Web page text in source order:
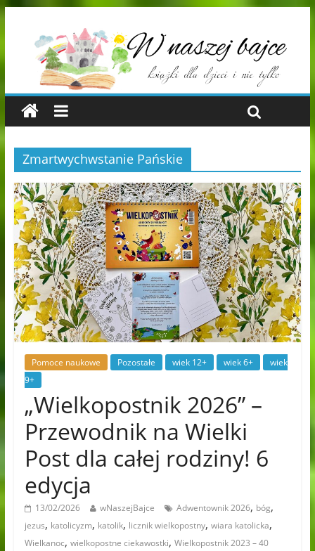
Zmartwychwstanie Pańskie
Pomoce naukowe Pozostałe wiek 12+ wiek 6+
wiek
9+
„Wielkopostnik 2026” –
Przewodnik na Wielki
Post dla całej rodziny! 6
edycja
13/02/2026 wNaszejBajce Adwentownik 2026, bóg,
jezus, katolicyzm, katolik, licznik wielkopostny, wiara katolicka,
Wielkanoc, wielkopostne ciekawostki, Wielkopostnik 2023 – 40